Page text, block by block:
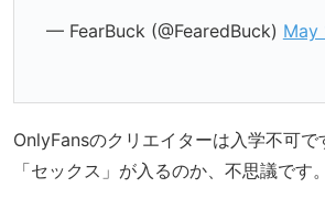
— FearBuck (@FearedBuck) May
OnlyFansのクリエイターは入学不可で
「セックス」が入るのか、不思議です。